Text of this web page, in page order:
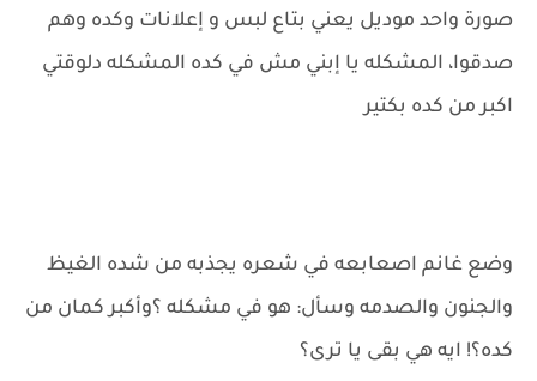
صورة واحد موديل يعني بتاع لبس و إعلانات وكده وهم
صدقوا، المشكله يا إبني مش في كده المشكله دلوقتي
اكبر من كده بكتير
وضع غانم اصعابعه في شعره يجذبه من شده الغيظ
والجنون والصدمه وسأل: هو في مشكله ؟وأكبر كمان من
كده؟! ايه هي بقى يا ترى؟